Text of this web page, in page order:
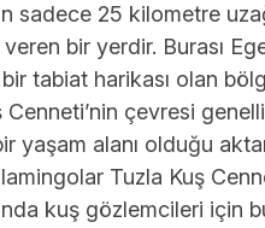
sadece 25 kilometre
veren bir yerdir. Burası
tabiat harikası olan
Cenneti’nin çevresi
yaşam alanı olduğu
Tuzla Kuş
kuş gözlemcileri için